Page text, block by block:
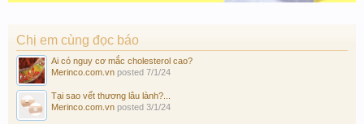
Chị em cùng đọc báo
Ai có nguy cơ mắc cholesterol cao?
Merinco.com.vn posted 7/1/24
Tại sao vết thương lâu lành?...
Merinco.com.vn posted 3/1/24